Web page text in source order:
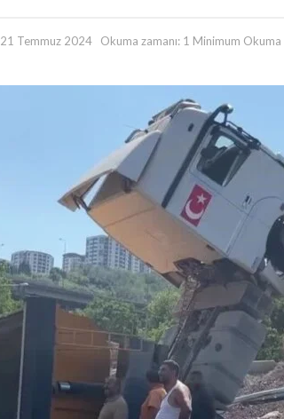
21 Temmuz 2024 Okuma zamanı: 1 Minimum Okuma